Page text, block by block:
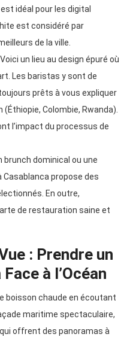
idéal pour les digital
est considéré par
de la ville.
Voici un lieu au design épuré où
Les baristas y sont de
prêts à vous expliquer
(Éthiopie, Colombie, Rwanda).
l’impact du processus de
brunch dominical ou une
propose des
En outre,
de restauration saine et
: Prendre un
à l’Océan
boisson chaude en écoutant
maritime spectaculaire,
offrent des panoramas à